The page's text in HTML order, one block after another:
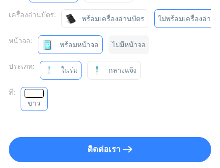
เครื่องอ่านบัตร: พร้อมเครื่องอ่านบัตร ไม่พร้อมเครื่องอ่าน
หน้าจอ: พร้อมหน้าจอ ไม่มีหน้าจอ
ประเภท: ในร่ม กลางแจ้ง
สี:
ขาว
ติดต่อเรา